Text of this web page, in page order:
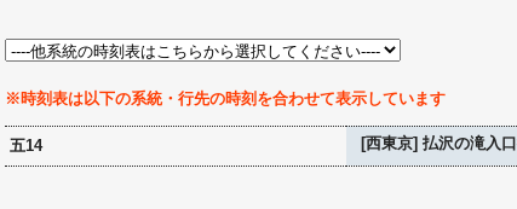
※時刻表は以下の系統・行先の時刻を合わせて表示しています
五14 [西東京] 払沢の滝入